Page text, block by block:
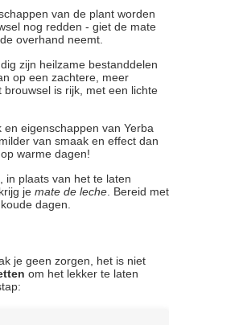
van de plant worden
nog redden - giet de mate
overhand neemt.
zijn heilzame bestanddelen
op een zachtere, meer
is rijk, met een lichte
eigenschappen van Yerba
van smaak en effect dan
warme dagen!
, in plaats van het te laten
je mate de leche . Bereid met
dagen.
je geen zorgen, het is niet
om het lekker te laten